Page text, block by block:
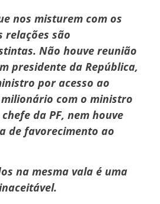
nos misturem com os
relações são
Não houve reunião
presidente da República,
por acesso ao
com o ministro
da PF, nem houve
de favorecimento ao
na mesma vala é uma